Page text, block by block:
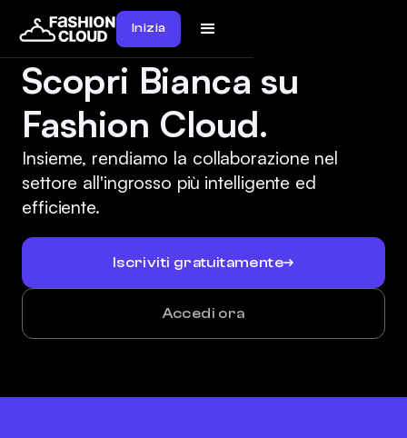
Inizia
Scopri Bianca su
Fashion Cloud.
Insieme, rendiamo la collaborazione nel
settore all'ingrosso più intelligente ed
efficiente.
Iscriviti gratuitamente
Accedi ora